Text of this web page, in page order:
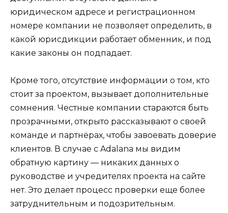
юридическом адресе и регистрационном
номере компании не позволяет определить, в
какой юрисдикции работает обменник, и под
какие законы он подпадает.
Кроме того, отсутствие информации о том, кто
стоит за проектом, вызывает дополнительные
сомнения. Честные компании стараются быть
прозрачными, открыто рассказывают о своей
команде и партнёрах, чтобы завоевать доверие
клиентов. В случае с Adalana мы видим
обратную картину — никаких данных о
руководстве и учредителях проекта на сайте
нет. Это делает процесс проверки еще более
затруднительным и подозрительным.